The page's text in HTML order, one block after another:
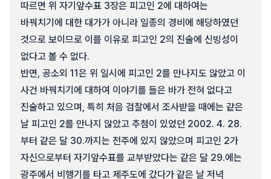
따르면 위 자기앞수표 3장은 피고인 2에 대하여는
바꿔치기에 대한 대가가 아니라 일종의 경비에 해당하였던
것으로 보이므로 이를 이유로 피고인 2의 진술에 신빙성이
없다고 볼 수 없다.
반면, 공소외 11은 위 일시에 피고인 2를 만나지도 않았고 이
사건 바꿔치기에 대하여 이야기를 들은 바가 전혀 없다고
진술하고 있으며, 특히 처음 검찰에서 조사받을 때에는 같은
날 피고인 2를 만나지 않았고 추첨이 있었던 2002. 4. 28.
부터 같은 달 30.까지는 전주에 있지 않았으며 피고인 2가
자신으로부터 자기앞수표를 교부받았다는 같은 달 29.에는
광주에서 비행기를 타고 제주도에 갔다가 같은 날 저녁